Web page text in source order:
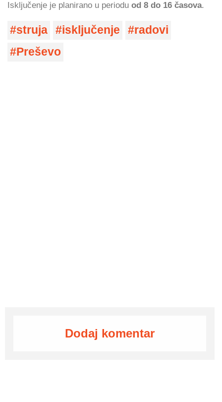
Isključenje je planirano u periodu od 8 do 16 časova.
struja isključenje
radovi
Preševo
Dodaj komentar